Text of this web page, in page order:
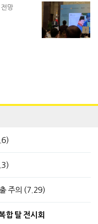
망
주의 (7.29)
합 탈 전시회